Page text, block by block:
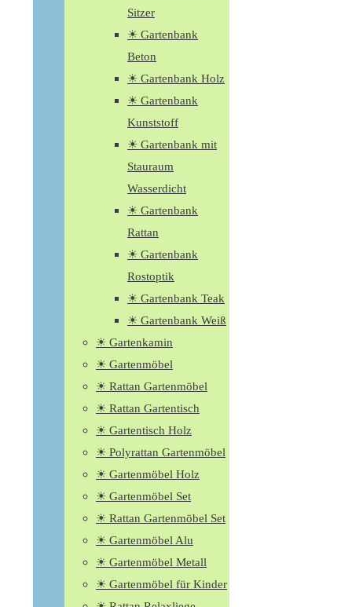
Sitzer
☀ Gartenbank
Beton
☀ Gartenbank Holz
☀ Gartenbank
Kunststoff
☀ Gartenbank mit
Stauraum
Wasserdicht
☀ Gartenbank
Rattan
☀ Gartenbank
Rostoptik
☀ Gartenbank Teak
☀ Gartenbank Weiß
☀ Gartenkamin
☀ Gartenmöbel
☀ Rattan Gartenmöbel
☀ Rattan Gartentisch
☀ Gartentisch Holz
☀ Polyrattan Gartenmöbel
☀ Gartenmöbel Holz
☀ Gartenmöbel Set
☀ Rattan Gartenmöbel Set
☀ Gartenmöbel Alu
☀ Gartenmöbel Metall
☀ Gartenmöbel für Kinder